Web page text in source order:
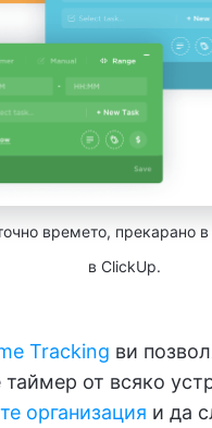
времето, прекарано
в ClickUp.
Tracking ви
таймер от всяко
организация и да